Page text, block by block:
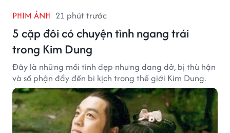
PHIM ẢNH 21 phút trước
5 cặp đôi có chuyện tình ngang trái
trong Kim Dung
Đây là những mối tình đẹp nhưng dang dở, bị thù hận
và số phận đẩy đến bi kịch trong thế giới Kim Dung.